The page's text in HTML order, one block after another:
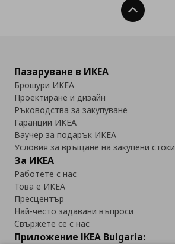
Нагоре
Пазаруване в ИКЕА
Брошури ИКЕА
Проектиране и дизайн
Ръководства за закупуване
Гаранции ИКЕА
Ваучер за подарък ИКЕА
Условия за връщане на закупени стоки
За ИКЕА
Работете с нас
Това е ИКЕА
Пресцентър
Най-често задавани въпроси
Свържете се с нас
Приложение IKEA Bulgaria: